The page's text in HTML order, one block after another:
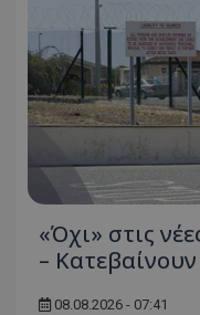
«Όχι» στις
–
08.08.2026 - 07:41